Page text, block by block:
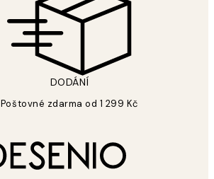
DODÁNÍ
Poštovné zdarma od 1 299 Kč